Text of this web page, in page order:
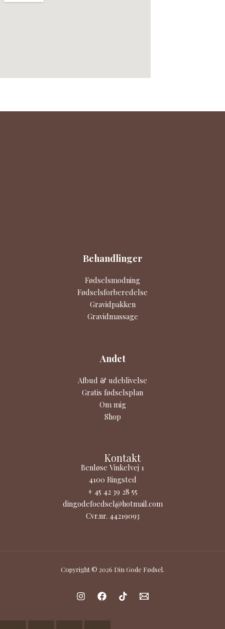
Behandlinger
Fødselsmodning
Fødselsforberedelse
Gravidpakken
Gravidmassage
Andet
Afbud & udeblivelse
Gratis fødselsplan
Om mig
Shop
Kontakt
Benløse Vinkelvej 1
4100 Ringsted
+ 45 42 39 28 55
dingodefoedsel@hotmail.com
Cvr.nr. 44219093
Copyright © 2026 Din Gode Fødsel.